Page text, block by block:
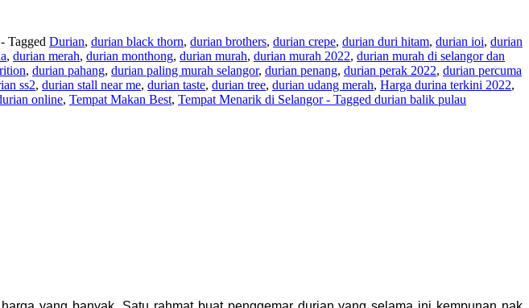
- Tagged Durian, durian black thorn, durian brothers, durian crepe, durian duri hitam, durian ioi, durian
, durian merah, durian monthong, durian murah, durian murah 2022, durian murah di selangor dan
, durian pahang, durian paling murah selangor, durian penang, durian perak 2022, durian percuma
ss2, durian stall near me, durian taste, durian tree, durian udang merah, Harga durina terkini 2022,
online, Tempat Makan Best, Tempat Menarik di Selangor - Tagged durian balik pulau